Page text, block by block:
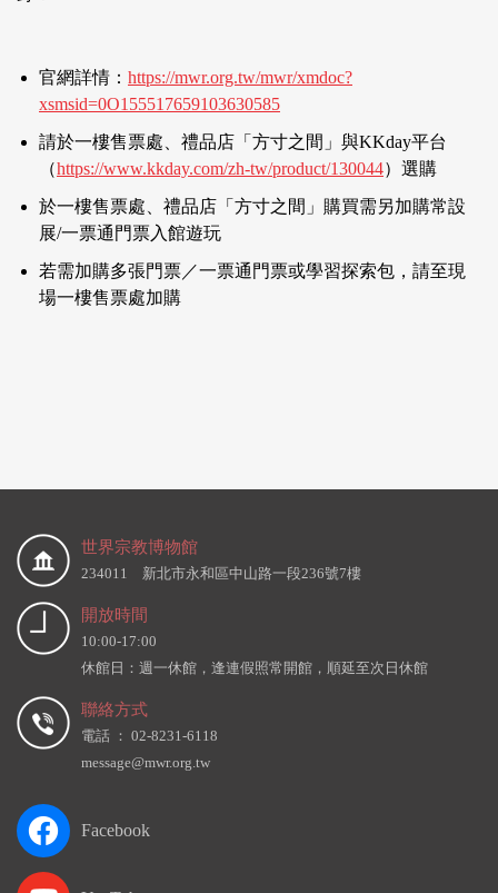
官網詳情： https://mwr.org.tw/mwr/xmdoc?
xsmsid=0O155517659103630585
請於一樓售票處、禮品店「方寸之間」與KKday平台
（https://www.kkday.com/zh-tw/product/130044）選購
於一樓售票處、禮品店「方寸之間」購買需另加購常設
展/一票通門票入館遊玩
若需加購多張門票／一票通門票或學習探索包，請至現
場一樓售票處加購
世界宗教博物館
234011 新北市永和區中山路一段236號7樓
開放時間
10:00-17:00
休館日：週一休館，逢連假照常開館，順延至次日休館
聯絡方式
電話 ： 02-8231-6118
message@mwr.org.tw
Facebook